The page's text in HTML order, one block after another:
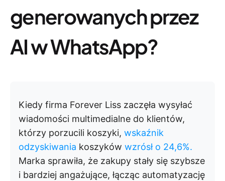
generowanych przez
AI w WhatsApp?
Kiedy firma Forever Liss zaczęła wysyłać
wiadomości multimedialne do klientów,
którzy porzucili koszyki, wskaźnik
odzyskiwania koszyków wzrósł o 24,6%.
Marka sprawiła, że zakupy stały się szybsze
i bardziej angażujące, łącząc automatyzację